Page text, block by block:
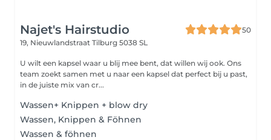
Najet's Hairstudio
50
19, Nieuwlandstraat Tilburg 5038 SL
U wilt een kapsel waar u blij mee bent, dat willen wij ook. Ons
team zoekt samen met u naar een kapsel dat perfect bij u past,
in de juiste mix van cr...
Wassen+ Knippen + blow dry
Wassen, Knippen & Föhnen
Wassen & föhnen